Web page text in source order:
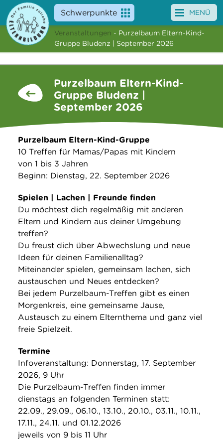
Schwerpunkte
Angebote
News
Suche
MENÜ
Veranstaltungen - Purzelbaum Eltern-Kind-
Gruppe Bludenz | September 2026
Purzelbaum Eltern-Kind-
Gruppe Bludenz |
September 2026
Purzelbaum Eltern-Kind-Gruppe
10 Treffen für Mamas/Papas mit Kindern
von 1 bis 3 Jahren
Beginn: Dienstag, 22. September 2026
Spielen | Lachen | Freunde finden
Du möchtest dich regelmäßig mit anderen
Eltern und Kindern aus deiner Umgebung
treffen?
Du freust dich über Abwechslung und neue
Ideen für deinen Familienalltag?
Miteinander spielen, gemeinsam lachen, sich
austauschen und Neues entdecken?
Bei jedem Purzelbaum-Treffen gibt es einen
Morgenkreis, eine gemeinsame Jause,
Austausch zu einem Elternthema und ganz viel
freie Spielzeit.
Termine
Infoveranstaltung: Donnerstag, 17. September
2026, 9 Uhr
Die Purzelbaum-Treffen finden immer
dienstags an folgenden Terminen statt:
22.09., 29.09., 06.10., 13.10., 20.10., 03.11., 10.11.,
17.11., 24.11. und 01.12.2026
jeweils von 9 bis 11 Uhr